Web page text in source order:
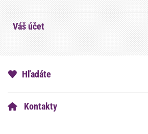
Váš účet
Hľadáte
Kontakty